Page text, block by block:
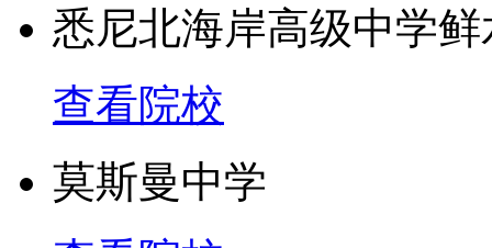
1. 海洋水产业、海洋研
2. 计算机和科学实验室
3. 表演艺术中心、剧院
悉尼北海岸高级中学
查看院校
莫斯曼中学